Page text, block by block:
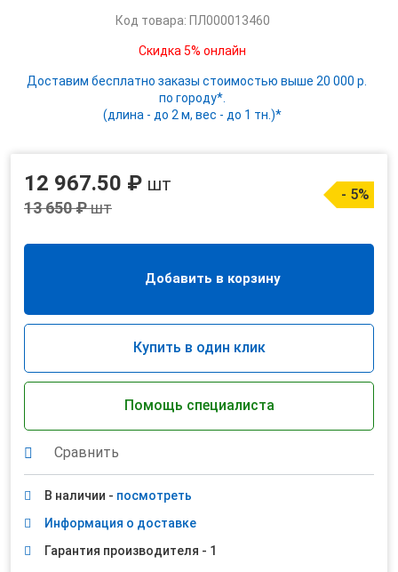
Код товара: ПЛ000013460
Скидка 5% онлайн
Доставим бесплатно заказы стоимостью выше 20 000 р.
по городу*.
(длина - до 2 м, вес - до 1 тн.)*
12 967.50 ₽ шт
13 650 ₽шт
- 5%
Добавить в корзину
Купить в один клик
Помощь специалиста
Сравнить
В наличии - посмотреть
Информация о доставке
Гарантия производителя - 1